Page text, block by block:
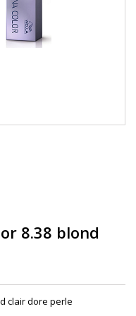
8.38 blond
clair dore perle